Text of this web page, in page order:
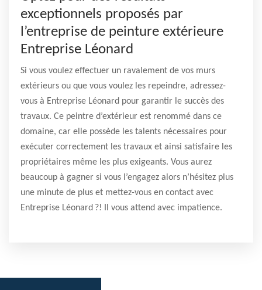
exceptionnels proposés par
l’entreprise de peinture extérieure
Entreprise Léonard
Si vous voulez effectuer un ravalement de vos murs
extérieurs ou que vous voulez les repeindre, adressez-
vous à Entreprise Léonard pour garantir le succès des
travaux. Ce peintre d’extérieur est renommé dans ce
domaine, car elle possède les talents nécessaires pour
exécuter correctement les travaux et ainsi satisfaire les
propriétaires même les plus exigeants. Vous aurez
beaucoup à gagner si vous l’engagez alors n’hésitez plus
une minute de plus et mettez-vous en contact avec
Entreprise Léonard ?! Il vous attend avec impatience.